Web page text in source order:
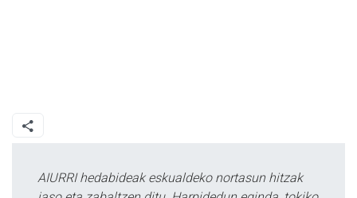
AIURRI hedabideak eskualdeko nortasun hitzak